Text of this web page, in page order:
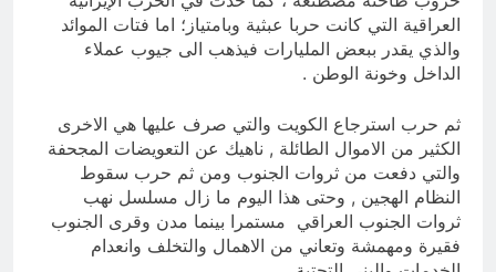
العراقية التي كانت حربا عبثية وبامتياز؛ اما فتات الموائد
والذي يقدر ببعض المليارات فيذهب الى جيوب عملاء
الداخل وخونة الوطن .
ثم حرب استرجاع الكويت والتي صرف عليها هي الاخرى
الكثير من الاموال الطائلة , ناهيك عن التعويضات المجحفة
والتي دفعت من ثروات الجنوب ومن ثم حرب سقوط
النظام الهجين , وحتى هذا اليوم ما زال مسلسل نهب
ثروات الجنوب العراقي مستمرا بينما مدن وقرى الجنوب
فقيرة ومهمشة وتعاني من الاهمال والتخلف وانعدام